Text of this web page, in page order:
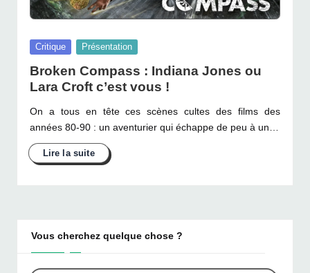
Posted
Critique Présentation
Broken Compass : Indiana Jones ou
Lara Croft c’est vous !
On a tous en tête ces scènes cultes des films des
années 80-90 : un aventurier qui échappe de peu à un…
Vous cherchez quelque chose ?